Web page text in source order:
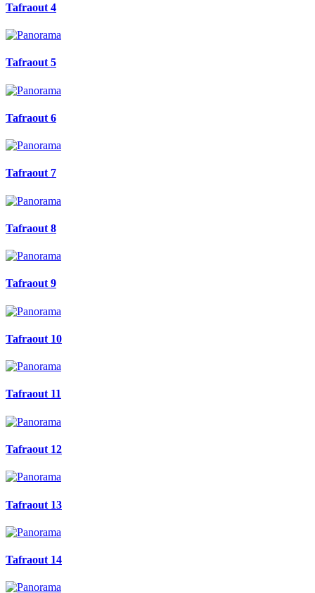
Tafraout 4
Tafraout 5
Tafraout 6
Tafraout 7
Tafraout 8
Tafraout 9
Tafraout 10
Tafraout 11
Tafraout 12
Tafraout 13
Tafraout 14